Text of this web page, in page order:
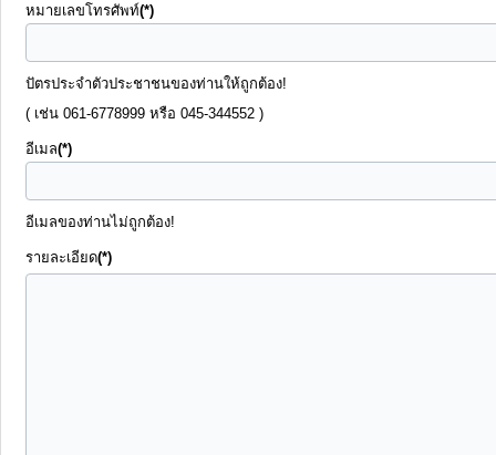
การ
จัดการ
ความ
รู้
ถิ่น
เรา
หมายเลขโทรศัพท์(*)
ปัตรประจำตัวประชาชนของท่านให้ถูกต้อง!
( เช่น 061-6778999 หรือ 045-344552 )
อีเมล(*)
อีเมลของท่านไม่ถูกต้อง!
รายละเอียด(*)